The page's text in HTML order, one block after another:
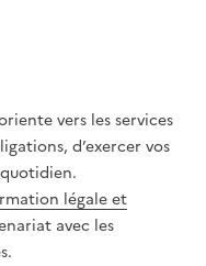
vers les services
d’exercer vos
légale et
avec les